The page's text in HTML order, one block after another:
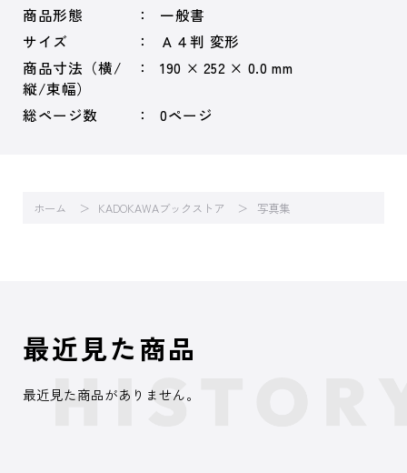
商品形態
一般書
サイズ
Ａ４判 変形
商品寸法（横/
縦/束幅）
190 × 252 × 0.0 mm
総ページ数 0ページ
ホーム KADOKAWAブックストア 写真集
最近見た商品
最近見た商品がありません。